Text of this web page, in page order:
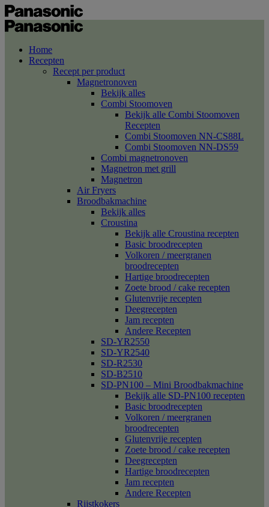
Home
Recepten
Recept per product
Magnetronoven
Bekijk alles
Combi Stoomoven
Bekijk alle Combi Stoomoven
Recepten
Combi Stoomoven NN-CS88L
Combi Stoomoven NN-DS59
Combi magnetronoven
Magnetron met grill
Magnetron
Air Fryers
Broodbakmachine
Bekijk alles
Croustina
Bekijk alle Croustina recepten
Basic broodrecepten
Volkoren / meergranen
broodrecepten
Hartige broodrecepten
Zoete brood / cake recepten
Glutenvrije recepten
Deegrecepten
Jam recepten
Andere Recepten
SD-YR2550
SD-YR2540
SD-R2530
SD-B2510
SD-PN100 – Mini Broodbakmachine
Bekijk alle SD-PN100 recepten
Basic broodrecepten
Volkoren / meergranen
broodrecepten
Glutenvrije recepten
Zoete brood / cake recepten
Deegrecepten
Hartige broodrecepten
Jam recepten
Andere Recepten
Rijstkokers